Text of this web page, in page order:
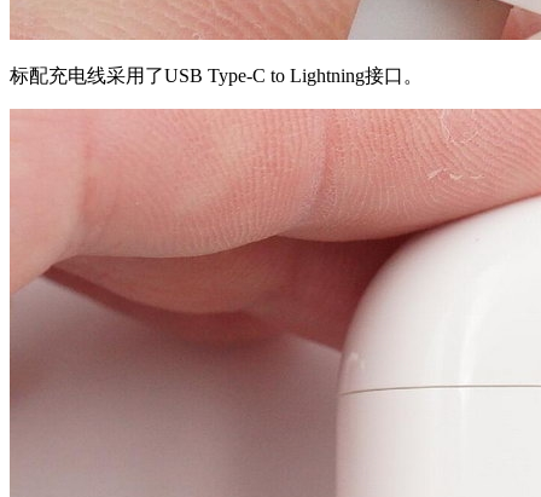
标配充电线采用了USB Type-C to Lightning接口。